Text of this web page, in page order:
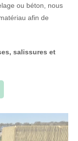
ou béton, nous
afin de
salissures et